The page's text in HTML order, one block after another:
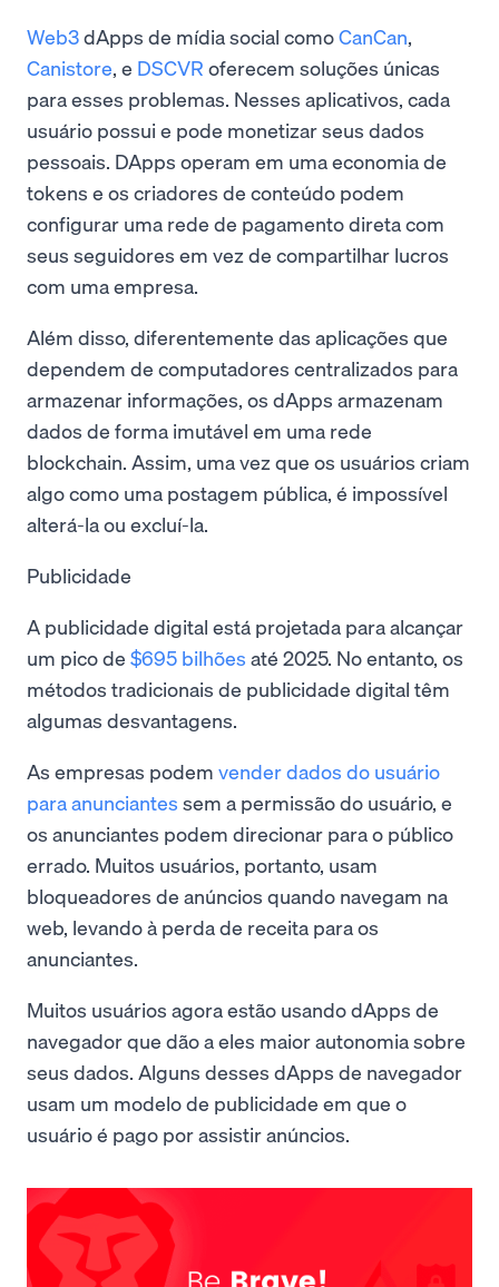
Web3dApps de mídia social comoCanCan,
Canistore, e DSCVR oferecem soluções únicas
para esses problemas. Nesses aplicativos, cada
usuário possui e pode monetizar seus dados
pessoais. DApps operam em uma economia de
tokens e os criadores de conteúdo podem
configurar uma rede de pagamento direta com
seus seguidores em vez de compartilhar lucros
com uma empresa.
Além disso, diferentemente das aplicações que
dependem de computadores centralizados para
armazenar informações, os dApps armazenam
dados de forma imutável em uma rede
blockchain. Assim, uma vez que os usuários criam
algo como uma postagem pública, é impossível
alterá-la ou excluí-la.
Publicidade
A publicidade digital está projetada para alcançar
um pico de $695 bilhões até 2025. No entanto, os
métodos tradicionais de publicidade digital têm
algumas desvantagens.
As empresas podem vender dados do usuário
para anunciantes sem a permissão do usuário, e
os anunciantes podem direcionar para o público
errado. Muitos usuários, portanto, usam
bloqueadores de anúncios quando navegam na
web, levando à perda de receita para os
anunciantes.
Muitos usuários agora estão usando dApps de
navegador que dão a eles maior autonomia sobre
seus dados. Alguns desses dApps de navegador
usam um modelo de publicidade em que o
usuário é pago por assistir anúncios.